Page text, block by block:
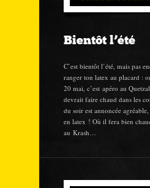
Bientôt l’été
C’est bientôt l’été, mais pas
ranger ton latex au placard :
20 mai, c’est apéro au
devrait faire chaud dans les
du soir est annoncée
en latex ! Où il fera bien
au Krash…